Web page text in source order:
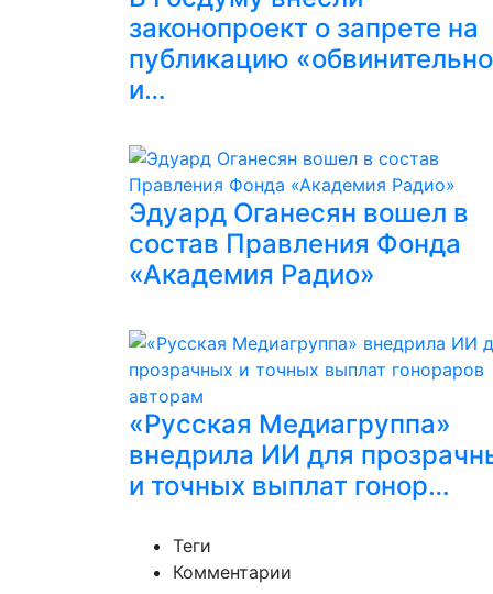
законопроект о запрете на
публикацию
и…
Эдуард Оганесян вошел в
состав Правления Фонда
«Академия Радио»
«Русская Медиагруппа»
внедрила ИИ для
и точных выплат гонор…
Теги
Комментарии